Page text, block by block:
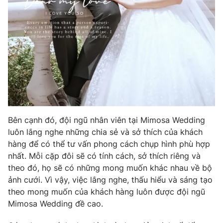
Bên cạnh đó, đội ngũ nhân viên tại Mimosa Wedding
luôn lắng nghe những chia sẻ và sở thích của khách
hàng để có thể tư vấn phong cách chụp hình phù hợp
nhất. Mỗi cặp đôi sẽ có tính cách, sở thích riêng và
theo đó, họ sẽ có những mong muốn khác nhau về bộ
ảnh cưới. Vì vậy, việc lắng nghe, thấu hiểu và sáng tạo
theo mong muốn của khách hàng luôn được đội ngũ
Mimosa Wedding đề cao.